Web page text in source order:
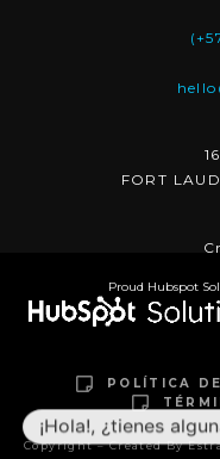
FORT
Proud Hubspot
POLÍTICA
Copyright – Created By
¡Hola!, ¿tienes